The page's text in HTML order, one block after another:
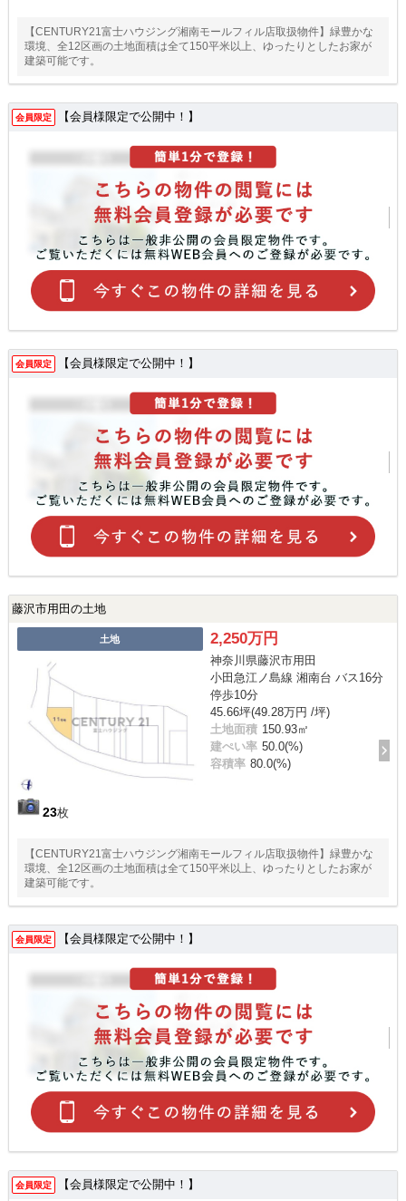
【CENTURY21富士ハウジング湘南モールフィル店取扱物件】緑豊かな
環境、全12区画の土地面積は全て150平米以上、ゆったりとしたお家が
建築可能です。
会員限定 【会員様限定で公開中！】
会員限定 【会員様限定で公開中！】
藤沢市用田の土地
土地
23枚
2,250万円
神奈川県藤沢市用田
小田急江ノ島線 湘南台 バス16分
停歩10分
45.66坪(49.28万円 /坪)
土地面積 150.93㎡
建ぺい率 50.0(%)
容積率 80.0(%)
【CENTURY21富士ハウジング湘南モールフィル店取扱物件】緑豊かな
環境、全12区画の土地面積は全て150平米以上、ゆったりとしたお家が
建築可能です。
会員限定 【会員様限定で公開中！】
会員限定 【会員様限定で公開中！】